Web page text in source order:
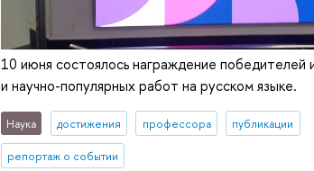
10 июня состоялось награждение победителей
и научно-популярных работ на русском языке.
Наука достижения профессора публикации
репортаж о событии